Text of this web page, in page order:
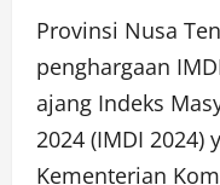
Provinsi Nusa
penghargaan
ajang Indeks
2024 (IMDI 2024)
Kementerian